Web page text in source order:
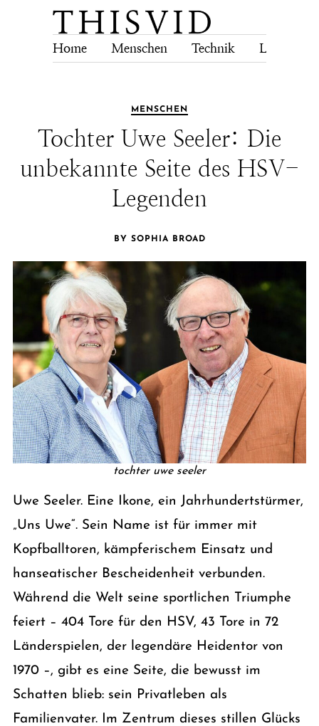
Home Menschen Technik Lebensstil
MENSCHEN
Tochter Uwe Seeler: Die
unbekannte Seite des HSV-
Legenden
BY SOPHIA BROAD
tochter uwe seeler
Uwe Seeler. Eine Ikone, ein Jahrhundertstürmer,
„Uns Uwe“. Sein Name ist für immer mit
Kopfballtoren, kämpferischem Einsatz und
hanseatischer Bescheidenheit verbunden.
Während die Welt seine sportlichen Triumphe
feiert – 404 Tore für den HSV, 43 Tore in 72
Länderspielen, der legendäre Heidentor von
1970 –, gibt es eine Seite, die bewusst im
Schatten blieb: sein Privatleben als
Familienvater. Im Zentrum dieses stillen Glücks